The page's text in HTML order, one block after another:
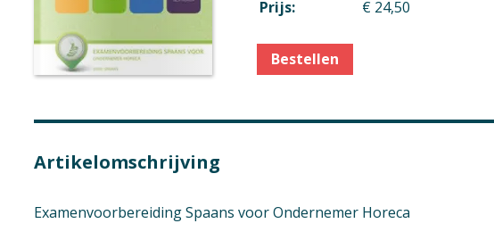
Niveau
Context
Ondernemer Horeca
Prijs:
€ 24,50
Bestellen
Artikelomschrijving
Examenvoorbereiding Spaans voor Ondernemer Horeca